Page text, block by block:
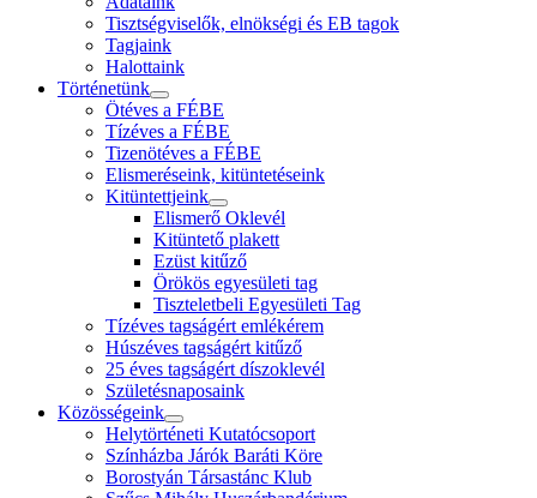
Tisztségviselők, elnökségi és EB tagok
Tagjaink
Halottaink
Történetünk
Ötéves a FÉBE
Tízéves a FÉBE
Tizenötéves a FÉBE
Elismeréseink, kitüntetéseink
Kitüntettjeink
Elismerő Oklevél
Kitüntető plakett
Ezüst kitűző
Örökös egyesületi tag
Tiszteletbeli Egyesületi Tag
Tízéves tagságért emlékérem
Húszéves tagságért kitűző
25 éves tagságért díszoklevél
Születésnaposaink
Közösségeink
Helytörténeti Kutatócsoport
Színházba Járók Baráti Köre
Borostyán Társastánc Klub